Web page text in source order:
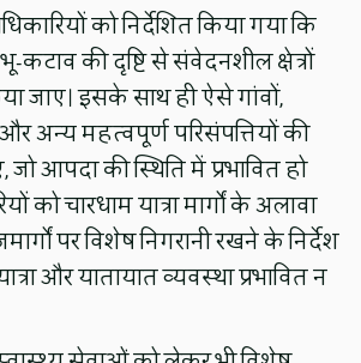
को निर्देशित किया गया कि
की दृष्टि से संवेदनशील क्षेत्रों
जाए। इसके साथ ही ऐसे गांवों,
अन्य महत्वपूर्ण परिसंपत्तियों की
आपदा की स्थिति में प्रभावित हो
को चारधाम यात्रा मार्गों के अलावा
पर विशेष निगरानी रखने के निर्देश
और यातायात व्यवस्था प्रभावित न